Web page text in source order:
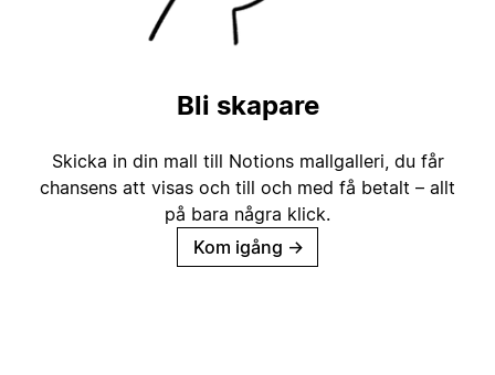
Bli skapare
Skicka in din mall till Notions mallgalleri, du får
chansens att visas och till och med få betalt – allt
på bara några klick.
Kom igång →